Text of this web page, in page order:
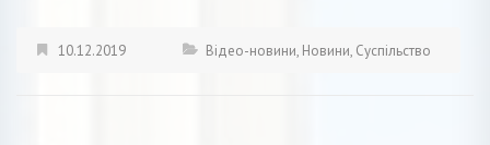
10.12.2019 Відео-новини, Новини, Суспільство